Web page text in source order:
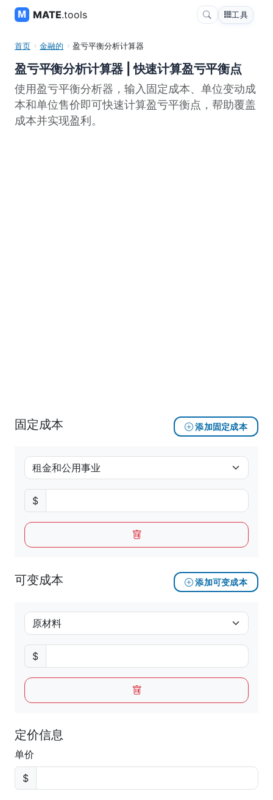
MATE.tools 工具
首页 金融的 盈亏平衡分析计算器
盈亏平衡分析计算器 | 快速计算盈亏平衡点
使用盈亏平衡分析器，输入固定成本、单位变动成
本和单位售价即可快速计算盈亏平衡点，帮助覆盖
成本并实现盈利。
固定成本 添加固定成本
$
可变成本 添加可变成本
$
定价信息
单价
$